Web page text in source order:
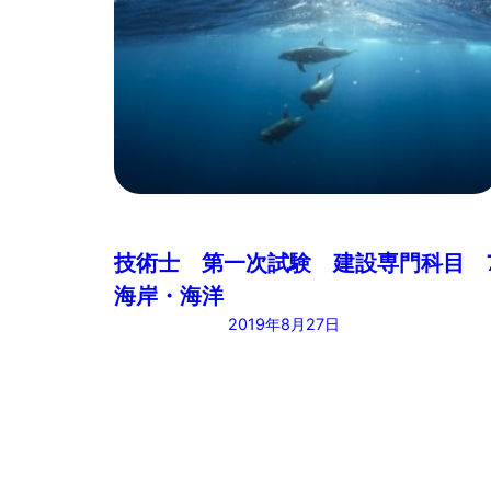
技術士 第一次試験 建設専門科目
海岸・海洋
2019年8月27日